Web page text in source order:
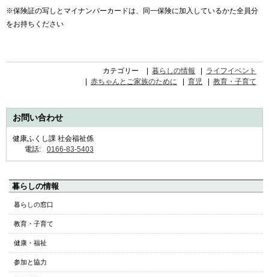
※保険証の写しとマイナンバーカードは、同一保険に加入しているかた全員分
をお持ちください
カテゴリー 暮らしの情報
ライフイベント
赤ちゃんとご家族のために
育児 教育・子育て
お問い合わせ
健康ふくし課 社会福祉係
電話:
0166-83-5403
ペ
ッ
暮らしの情報
暮らしの窓口
教育・子育て
健康・福祉
参加と協力